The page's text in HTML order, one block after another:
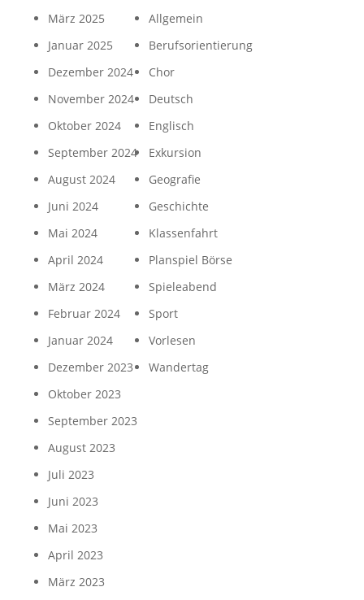
März 2025
Januar 2025
Dezember 2024
November 2024
Oktober 2024
September 2024
August 2024
Juni 2024
Mai 2024
April 2024
März 2024
Februar 2024
Januar 2024
Dezember 2023
Oktober 2023
September 2023
August 2023
Juli 2023
Juni 2023
Mai 2023
April 2023
März 2023
Allgemein
Berufsorientierung
Chor
Deutsch
Englisch
Exkursion
Geografie
Geschichte
Klassenfahrt
Planspiel Börse
Spieleabend
Sport
Vorlesen
Wandertag